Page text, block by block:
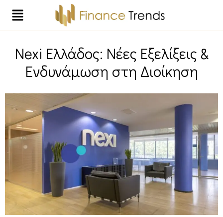
Nexi Ελλάδος: Νέες Εξελίξεις &
Ενδυνάμωση στη Διοίκηση